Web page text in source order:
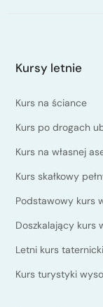
Kursy letnie
Kurs na ściance
Kurs po drogach
Kurs na własnej
Kurs skałkowy
Podstawowy kurs
Doszkalający kurs
Letni kurs taternicki
Kurs turystyki